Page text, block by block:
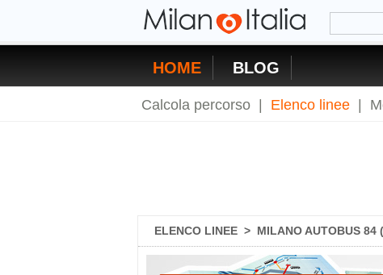
HOME BLOG
Calcola percorso Elenco linee
ELENCO LINEE > MILANO AUTOBUS 84